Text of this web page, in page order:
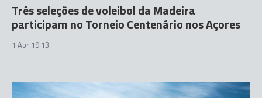
Três seleções de voleibol da Madeira
participam no Torneio Centenário nos Açores
1 Abr 19:13